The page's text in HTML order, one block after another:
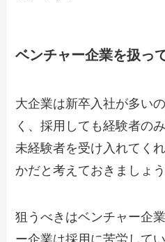
ベンチャー企業を扱っ
大企業は新卒入社が多い
く、採用しても経験者のみ
未経験者を受け入れてく
かだと考えておきましょう
狙うべきはベンチャー企